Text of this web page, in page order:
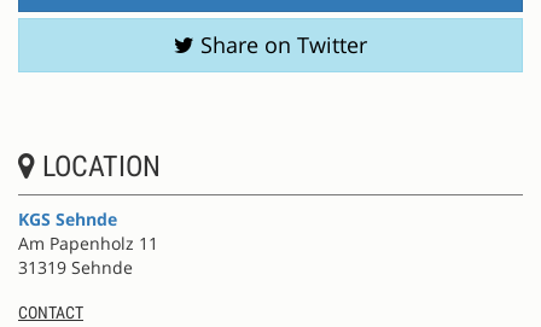
Share on Twitter
LOCATION
KGS Sehnde
Am Papenholz 11
31319 Sehnde
CONTACT